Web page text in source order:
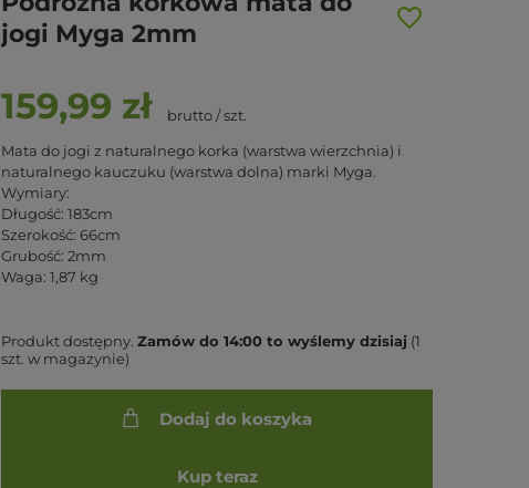
jogi Myga 2mm
159,99 zł brutto/szt.
Mata do jogi z naturalnego korka (warstwa wierzchnia) i
naturalnego kauczuku (warstwa dolna) marki Myga.
Wymiary:
Długość: 183cm
Szerokość: 66cm
Grubość: 2mm
Waga: 1,87 kg
Produkt dostępny Zamów do14:00 to wyślemy dzisiaj (1
szt. w magazynie)
Dodaj do koszyka
Kup teraz